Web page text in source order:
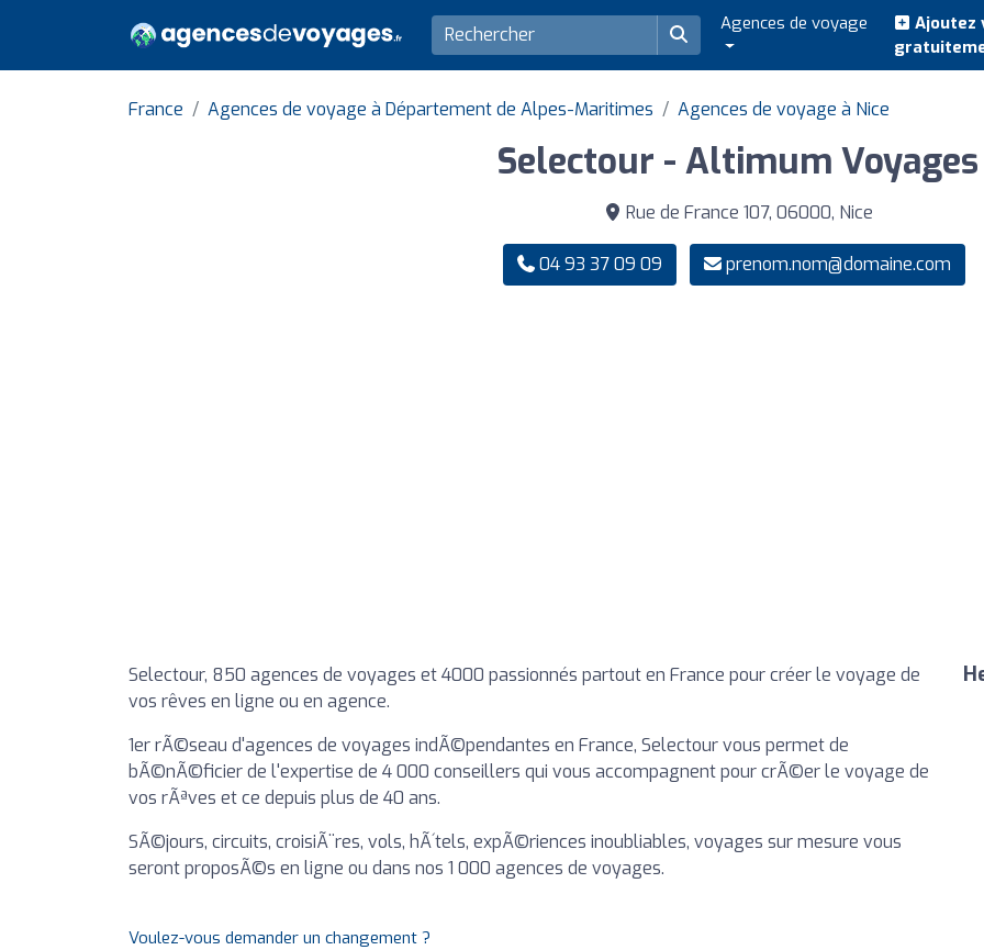
Agences de voyage
Ajoutez
France Agences de voyage à Département de Alpes-Maritimes Agences de voyage à Nice
Selectour - Altimum Voyages
Rue de France 107, 06000, Nice
04 93 37 09 09 prenom.nom@domaine.com
Selectour, 850 agences de voyages et 4000 passionnés partout en France pour créer le voyage de
vos rêves en ligne ou en agence.
1er rÃ©seau d'agences de voyages indÃ©pendantes en France, Selectour vous permet de
bÃ©nÃ©ficier de l'expertise de 4 000 conseillers qui vous accompagnent pour crÃ©er le voyage de
vos rÃªves et ce depuis plus de 40 ans.
SÃ©jours, circuits, croisiÃ¨res, vols, hÃ´tels, expÃ©riences inoubliables, voyages sur mesure vous
seront proposÃ©s en ligne ou dans nos 1 000 agences de voyages.
Voulez-vous demander un changement ?